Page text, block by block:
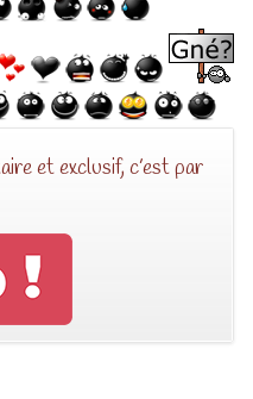
et exclusif, c’est par